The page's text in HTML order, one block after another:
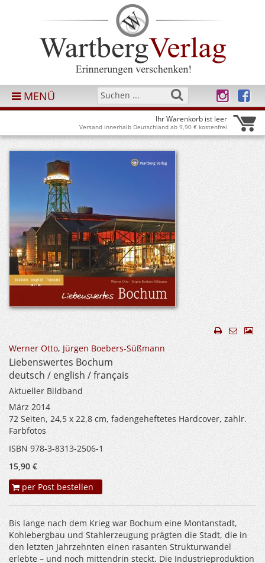
MENÜ
Ihr Warenkorb ist leer
Versand innerhalb Deutschland ab 9,90 € kostenfrei
Werner Otto, Jürgen Boebers-Süßmann
Liebenswertes Bochum
deutsch / english / français
Aktueller Bildband
März 2014
72 Seiten, 24,5 x 22,8 cm, fadengeheftetes Hardcover, zahlr.
Farbfotos
ISBN 978-3-8313-2506-1
15,90 €
per Post bestellen
Bis lange nach dem Krieg war Bochum eine Montanstadt,
Kohlebergbau und Stahlerzeugung prägten die Stadt, die in
den letzten Jahrzehnten einen rasanten Strukturwandel
erlebte – und noch mittendrin steckt. Die Industrieproduktion